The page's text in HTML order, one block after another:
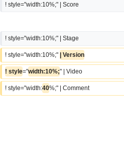
! style="width:10%;" | Score
! style="width:10%;" | Stage
! style="width:10%;" | Version
! style="width:10%;" | Video
! style="width:40%;" | Comment